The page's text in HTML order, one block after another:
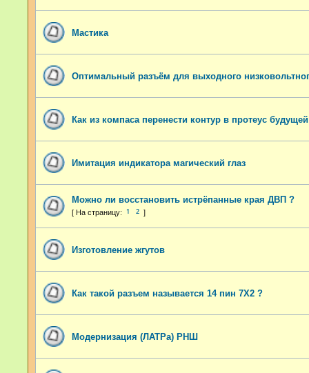
Мастика
Оптимальный разъём для выходного
Как из компаса перенести контур в протеус
Имитация индикатора магический глаз
Можно ли восстановить истрёпанные края ДВП ?
1 2
Изготовление жгутов
Как такой разъем называется 14 пин 7Х2 ?
Модернизация (ЛАТРа) РНШ